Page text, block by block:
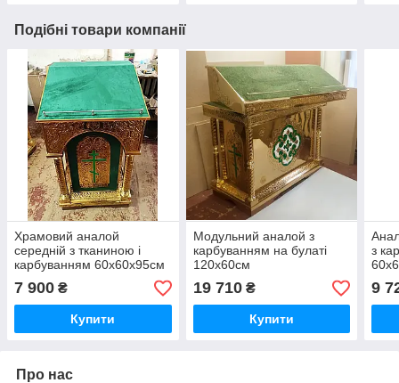
Подібні товари компанії
Храмовий аналой
середній з тканиною і
карбуванням 60х60х95см
7 900 ₴
Купити
Модульний аналой з
карбуванням на булаті
120х60см
19 710₴
Купити
з
9
Про нас